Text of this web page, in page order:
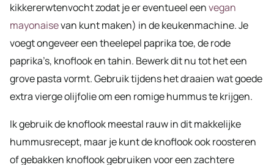
kikkererwtenvocht zodat je er eventueel eenvegan
mayonaisevan kunt maken) in de keukenmachine. Je
voegt ongeveer een theelepel paprika toe, de rode
paprika’s, knoflook en tahin. Bewerk dit nu tot het een
grove pasta vormt. Gebruik tijdens het draaien wat goede
extra vierge olijfolie om een romige hummus te krijgen.
Ik gebruik de knoflook meestal rauw in dit makkelijke
hummusrecept, maar je kunt de knoflook ook roosteren
of gebakken knoflook gebruiken voor een zachtere